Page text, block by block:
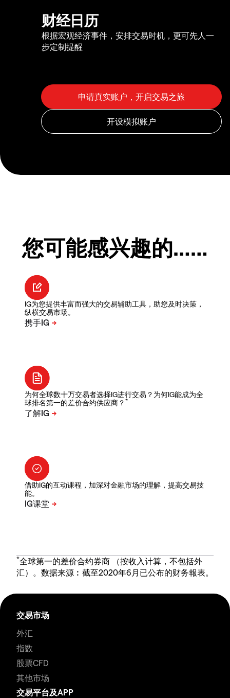
财经日历
根据宏观经济事件，安排交易时机，更可先人一
步定制提醒
您可能感兴趣的……
IG为您提供丰富而强大的交易辅助工具，助您及时决策，
纵横交易市场。
为何全球数十万交易者选择IG进行交易？为何IG能成为全
球排名第一的差价合约供应商？ *
借助IG的互动课程，加深对金融市场的理解，提高交易技
能。
*全球第一的差价合约券商 （按收入计算，不包括外
汇）。数据来源︰截至2020年6月已公布的财务報表。
交易市场
外汇
指数
股票CFD
其他市场
交易平台及APP